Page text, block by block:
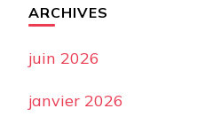
ARCHIVES
juin 2026
janvier 2026